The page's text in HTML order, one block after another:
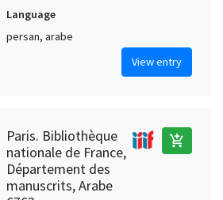
Language
persan, arabe
View entry
Paris. Bibliothèque
nationale de France,
Département des
manuscrits, Arabe
add_shopping_cart